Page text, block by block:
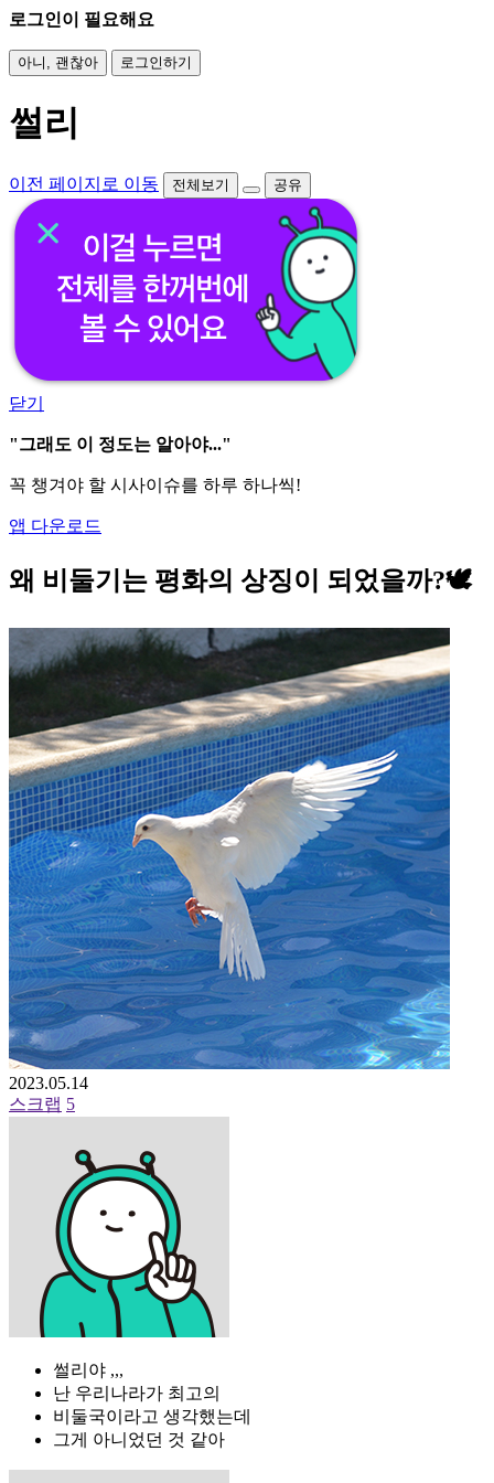
로그인이 필요해요
아니, 괜찮아 로그인하기
썰리
이전 페이지로 이동 전체보기 공유
닫기
"그래도 이 정도는 알아야..."
꼭 챙겨야 할 시사이슈를 하루 하나씩!
앱 다운로드
왜 비둘기는 평화의 상징이 되었을까?🕊
2023.05.14
스크랩 5
썰리야 ,,,
난 우리나라가 최고의
비둘국이라고 생각했는데
그게 아니었던 것 같아